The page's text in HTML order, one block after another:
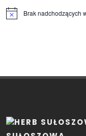
Powiadomienie
Brak nadchodzących